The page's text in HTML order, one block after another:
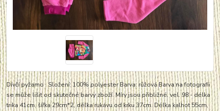
Dívčí pyžamo . Složení: 100% polyester Barva: růžová Barva na fotografii
se může lišit od skutečné barvy zboží. Míry jsou přibližné. vel. 98 - délka
trika 41cm, šířka 29cm*2, délka rukávu od krku 37cm. Délka kalhot 55cm,